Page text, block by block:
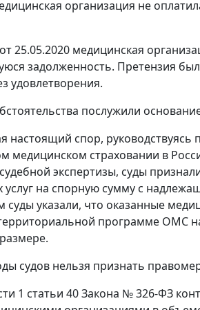
организация не
25.05.2020 медицинская
задолженность. Претензия
удовлетворения.
послужили
настоящий спор,
медицинском страховании в
экспертизы, суды
на спорную сумму с
суды указали, что оказанные
программе ОМС на
судов нельзя признать
1 статьи 40 Закона № 326-ФЗ